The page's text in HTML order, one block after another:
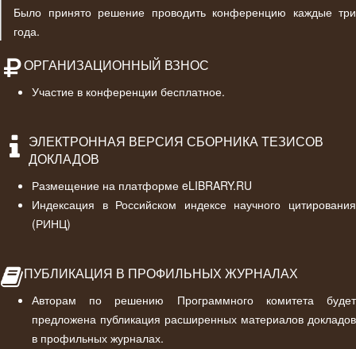
Было принято решение проводить конференцию каждые три
года.
ОРГАНИЗАЦИОННЫЙ ВЗНОС
Участие в конференции бесплатное.
ЭЛЕКТРОННАЯ ВЕРСИЯ СБОРНИКА ТЕЗИСОВ
ДОКЛАДОВ
Размещение на платформе eLIBRARY.RU
Индексация в Российском индексе научного цитирования
(РИНЦ)
ПУБЛИКАЦИЯ В ПРОФИЛЬНЫХ ЖУРНАЛАХ
Авторам по решению Программного комитета будет
предложена публикация расширенных материалов докладов
в профильных журналах.